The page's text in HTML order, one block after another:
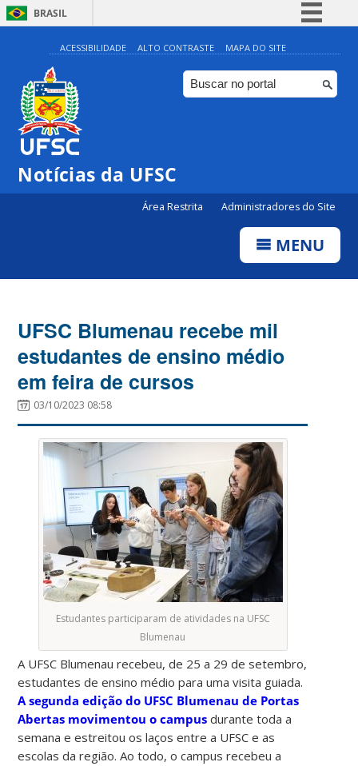
BRASIL
Simplifique!
Comunica BR
Participe
ACESSIBILIDADE ALTO CONTRASTE MAPA DO SITE
Notícias da UFSC
Área Restrita Administradores do Site
MENU
UFSC Blumenau recebe mil
estudantes de ensino médio
em feira de cursos
03/10/2023 08:58
Estudantes participaram de atividades na UFSC
Blumenau
A UFSC Blumenau recebeu, de 25 a 29 de setembro,
estudantes de ensino médio para uma visita guiada.
A segunda edição do UFSC Blumenau de Portas
Abertas movimentou o campusdurante toda a
semana e estreitou os laços entre a UFSC e as
escolas da região. Ao todo, o campus recebeu a